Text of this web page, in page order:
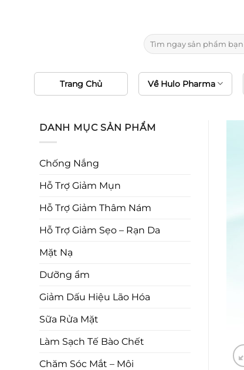
Tìm
kiếm:
Trang Chủ Về Hulo Pharma
DANH MỤC SẢN PHẨM
Chống Nắng
Hỗ Trợ Giảm Mụn
Hỗ Trợ Giảm Thâm Nám
Hỗ Trợ Giảm Sẹo – Rạn Da
Mặt Nạ
Dưỡng ẩm
Giảm Dấu Hiệu Lão Hóa
Sữa Rửa Mặt
Làm Sạch Tế Bào Chết
Chăm Sóc Mắt – Môi